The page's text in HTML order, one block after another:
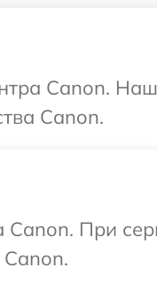
Canon.
Canon.
Canon. При